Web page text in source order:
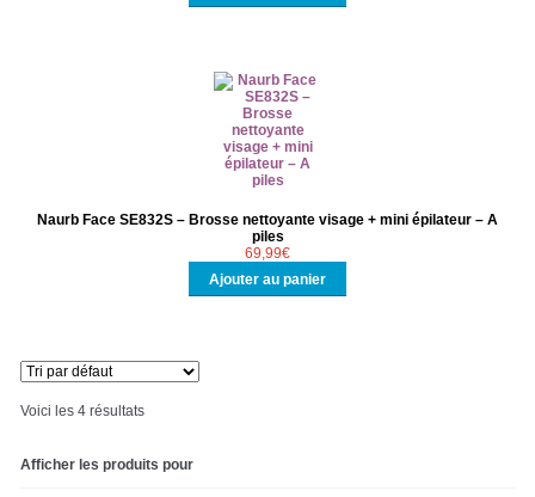
Naurb Face SE832S – Brosse nettoyante visage + mini épilateur – A
piles
69,99€
Ajouter au panier
Voici les 4 résultats
Afficher les produits pour